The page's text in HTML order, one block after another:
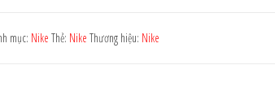
DC2910
mục: Nike Thẻ: Nike Thương hiệu: Nike